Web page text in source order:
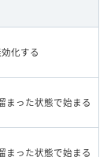
化する
まった状態で始まる
まった状態で始まる